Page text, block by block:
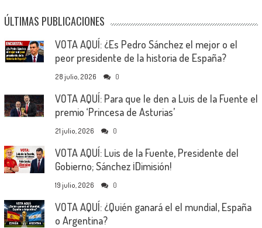
ÚLTIMAS PUBLICACIONES
VOTA AQUÍ: ¿Es Pedro Sánchez el mejor o el
peor presidente de la historia de España?
28 julio, 2026 0
VOTA AQUÍ: Para que le den a Luis de la Fuente el
premio ‘Princesa de Asturias’
21 julio, 2026 0
VOTA AQUÍ: Luis de la Fuente, Presidente del
Gobierno; Sánchez ¡Dimisión!
19 julio, 2026 0
VOTA AQUÍ: ¿Quién ganará el el mundial, España
o Argentina?